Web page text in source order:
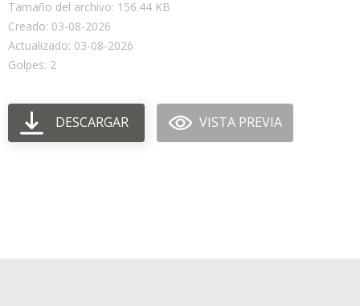
Tamaño del archivo: 156.44 KB
Creado: 03-08-2026
Actualizado: 03-08-2026
Golpes: 2
DESCARGAR VISTA PREVIA